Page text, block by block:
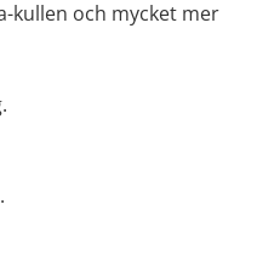
kullen och mycket mer